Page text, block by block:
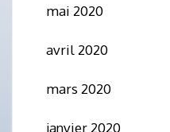
mai 2020
avril 2020
mars 2020
janvier 2020